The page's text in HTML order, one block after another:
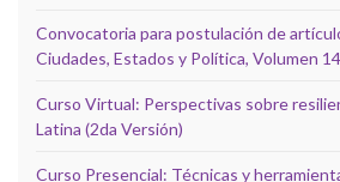
Convocatoria para postulación de
Ciudades, Estados y Política, Volumen
Curso Virtual: Perspectivas sobre
Latina (2da Versión)
Curso Presencial: Técnicas y